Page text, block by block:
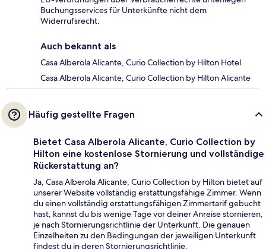
Buchungsservices für Unterkünfte nicht dem
Widerrufsrecht.
Auch bekannt als
Casa Alberola Alicante, Curio Collection by Hilton Hotel
Casa Alberola Alicante, Curio Collection by Hilton Alicante
Häufig gestellte Fragen
Bietet Casa Alberola Alicante, Curio Collection by
Hilton eine kostenlose Stornierung und vollständige
Rückerstattung an?
Ja, Casa Alberola Alicante, Curio Collection by Hilton bietet auf
unserer Website vollständig erstattungsfähige Zimmer. Wenn
du einen vollständig erstattungsfähigen Zimmertarif gebucht
hast, kannst du bis wenige Tage vor deiner Anreise stornieren,
je nach Stornierungsrichtlinie der Unterkunft. Die genauen
Einzelheiten zu den Bedingungen der jeweiligen Unterkunft
findest du in deren Stornierungsrichtlinie.